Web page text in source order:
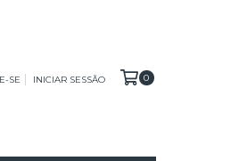
SE INICIAR SESSÃO 0